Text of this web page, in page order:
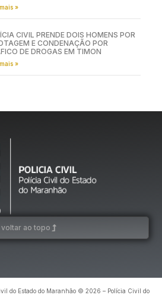
»
CIVIL PRENDE DOIS HOMENS POR
E CONDENAÇÃO POR
DE DROGAS EM TIMON
»
voltar ao topo
do Estado do Maranhão © 2026 – Polícia Civil do